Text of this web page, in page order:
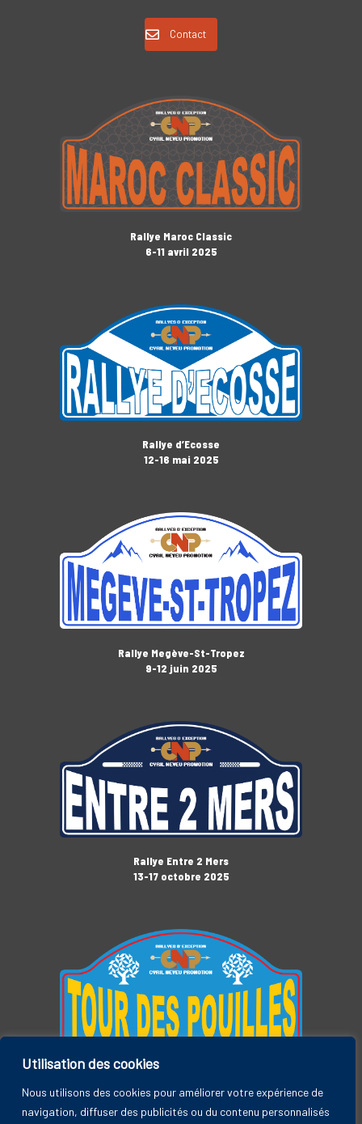
Utilisation des cookies
Nous utilisons des cookies pour améliorer votre expérience de
navigation, diffuser des publicités ou du contenu personnalisés
Contact
Rallye Maroc Classic
6-11 avril 2025
Rallye d’Ecosse
12-16 mai 2025
Rallye Megève-St-Tropez
9-12 juin 2025
Rallye Entre 2 Mers
13-17 octobre 2025
Tour des Pouilles